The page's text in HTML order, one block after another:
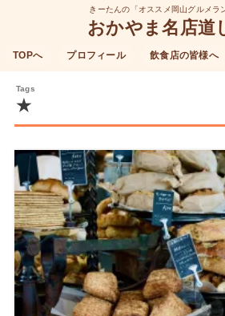
きーたんの「オススメ岡山グルメラ
おかやま名店道
TOPへ プロフィール 飲食店の皆様へ
★